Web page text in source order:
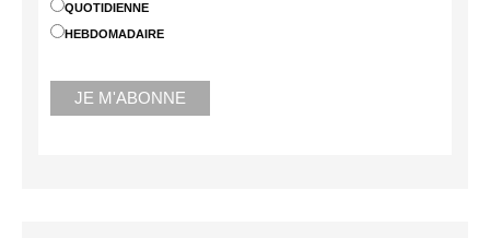
QUOTIDIENNE
HEBDOMADAIRE